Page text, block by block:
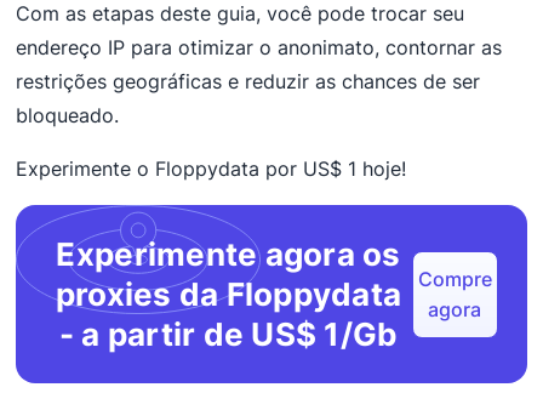
Com as etapas deste guia, você pode trocar seu
endereço IP para otimizar o anonimato, contornar as
restrições geográficas e reduzir as chances de ser
bloqueado.
Experimente o Floppydata por US$ 1 hoje!
Experimente agora os
proxies da Floppydata
- a partir de US$ 1/Gb
Compre
agora